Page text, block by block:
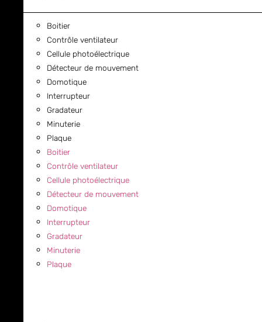
Boitier
Contrôle ventilateur
Cellule photoélectrique
Détecteur de mouvement
Domotique
Interrupteur
Gradateur
Minuterie
Plaque
Boitier
Contrôle ventilateur
Cellule photoélectrique
Détecteur de mouvement
Domotique
Interrupteur
Gradateur
Minuterie
Plaque